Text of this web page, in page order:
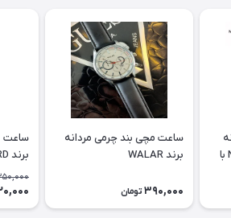
نیوی فورس مدل NF9074 با
ساعت مچی بند چرمی مردانه
برند WALAR
390,000 تومان
ساعت
برند PASSBIRD